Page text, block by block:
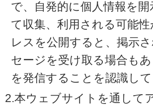
で、自発的に個人情報を
て収集、利用される可能
レスを公開すると、掲示
セージを受け取る場合も
を発信することを認識して
2.本ウェブサイトを通して